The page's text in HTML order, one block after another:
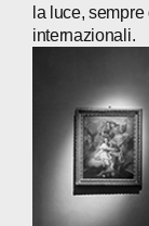
WECHAT
la luce,
internazionali.